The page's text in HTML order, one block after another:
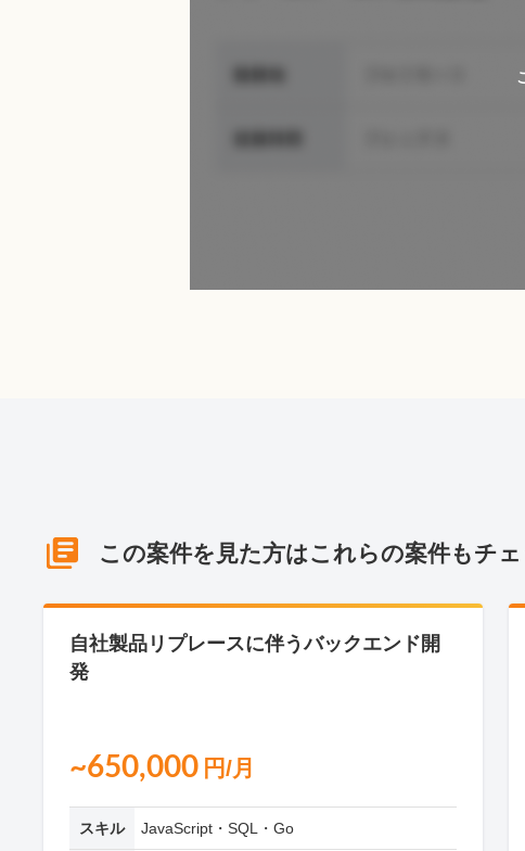
この案件を見た方はこれらの案件もチ
自社製品リプレースに伴うバックエンド開
発
~650,000 円/月
スキル JavaScript・SQL・Go